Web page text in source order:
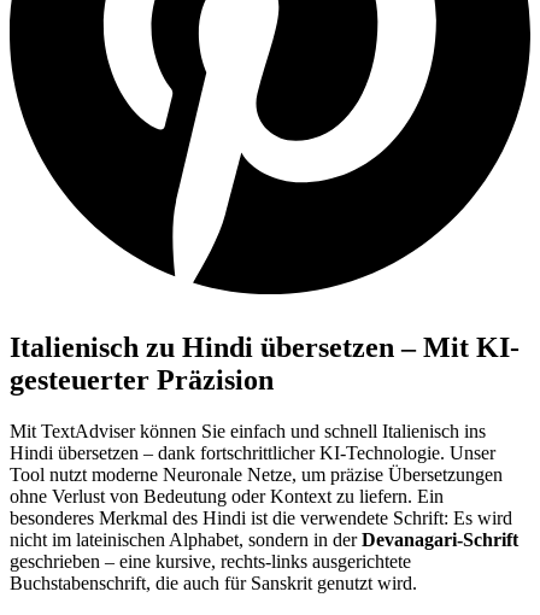
Italienisch zu Hindi übersetzen – Mit KI-
gesteuerter Präzision
Mit TextAdviser können Sie einfach und schnell Italienisch ins
Hindi übersetzen – dank fortschrittlicher KI-Technologie. Unser
Tool nutzt moderne Neuronale Netze, um präzise Übersetzungen
ohne Verlust von Bedeutung oder Kontext zu liefern. Ein
besonderes Merkmal des Hindi ist die verwendete Schrift: Es wird
nicht im lateinischen Alphabet, sondern in derDevanagari-Schrift
geschrieben – eine kursive, rechts-links ausgerichtete
Buchstabenschrift, die auch für Sanskrit genutzt wird.